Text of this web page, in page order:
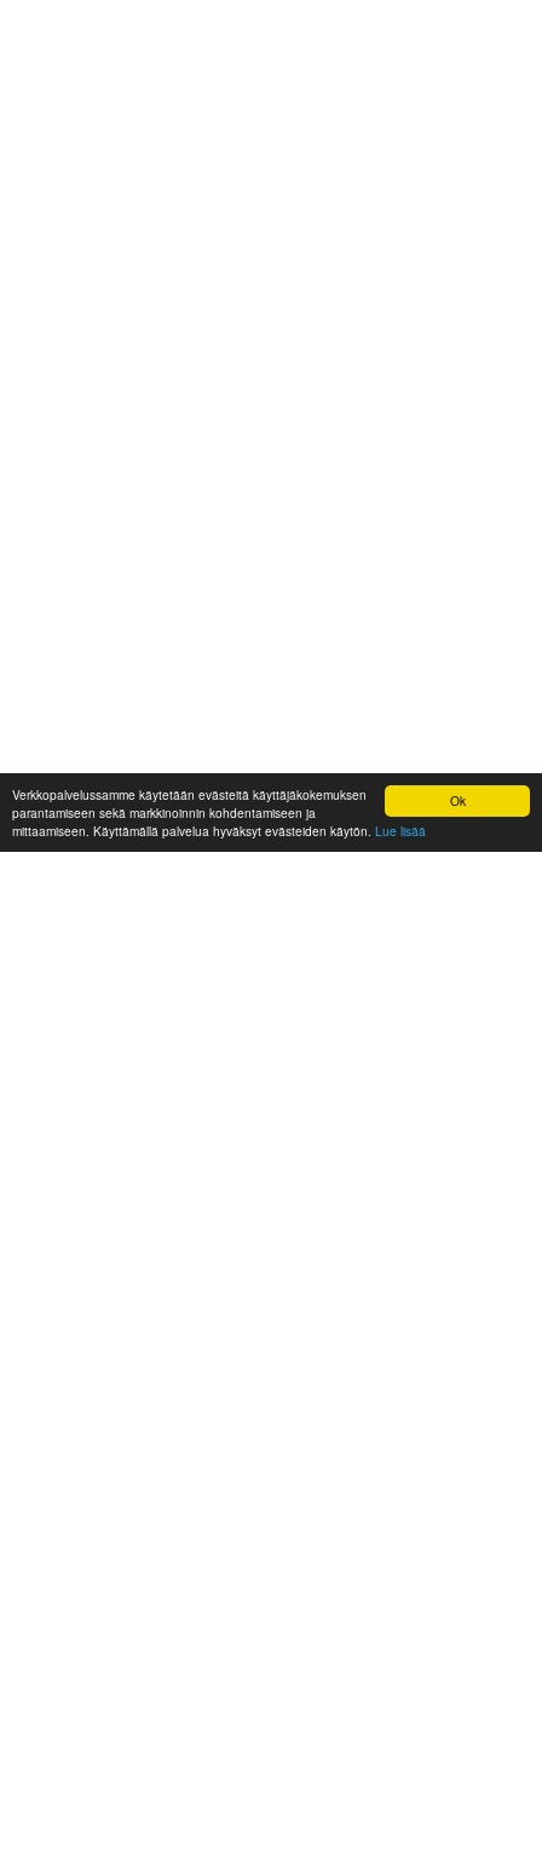
Ok
Verkkopalvelussamme käytetään evästeitä käyttäjäkokemuksen
parantamiseen sekä markkinoinnin kohdentamiseen ja
mittaamiseen. Käyttämällä palvelua hyväksyt evästeiden käytön. Lue lisää